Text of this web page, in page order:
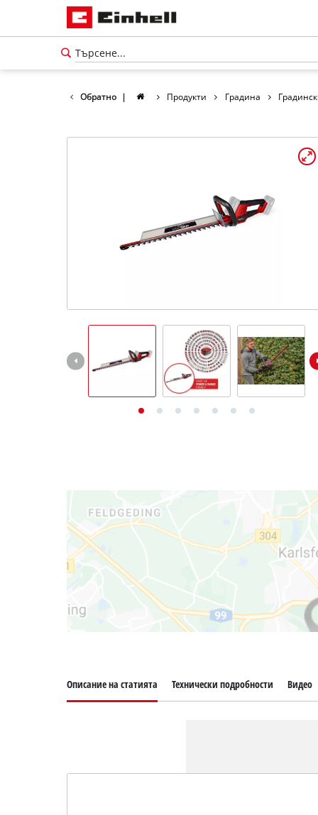
Обратно | Продукти Градина
Описание на статията Технически подробности Видео